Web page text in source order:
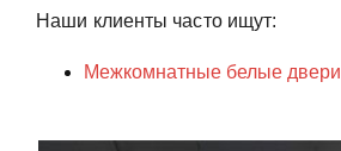
Наши клиенты часто ищут:
Межкомнатные белые двери